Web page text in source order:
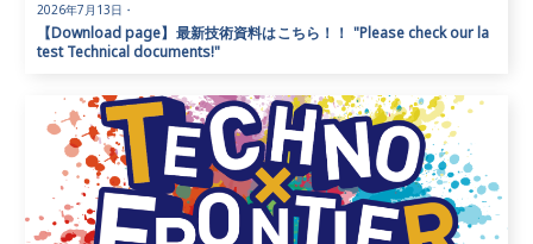
2026年7月13日 ・
【Download page】最新技術資料はこちら！！ "Please check our la
test Technical documents!"